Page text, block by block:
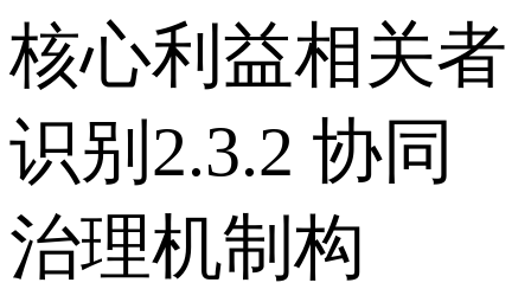
核心利益相关者
识别 2.3.2 协同
治理机制构